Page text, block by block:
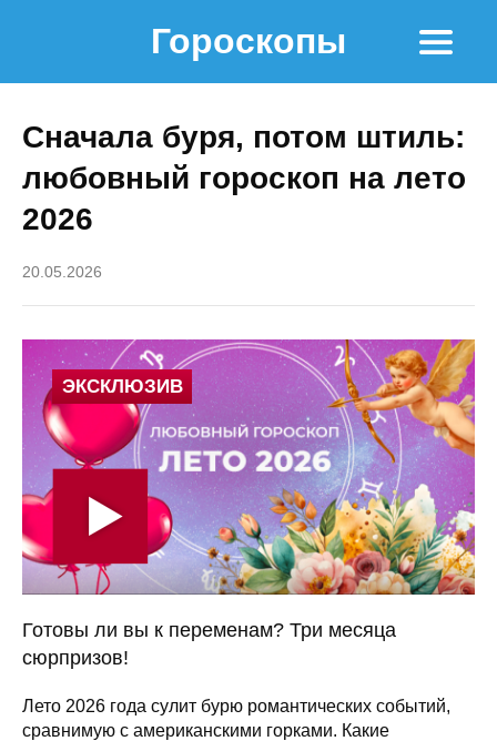
Гороскопы
Сначала буря, потом штиль:
любовный гороскоп на лето
2026
20.05.2026
Готовы ли вы к переменам? Три месяца
сюрпризов!
Лето 2026 года сулит бурю романтических событий,
сравнимую с американскими горками. Какие